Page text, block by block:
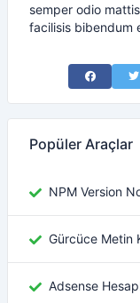
semper odio
facilisis bibendum
Share on
Popüler Araçlar
NPM Version
Gürcüce Metin
Adsense